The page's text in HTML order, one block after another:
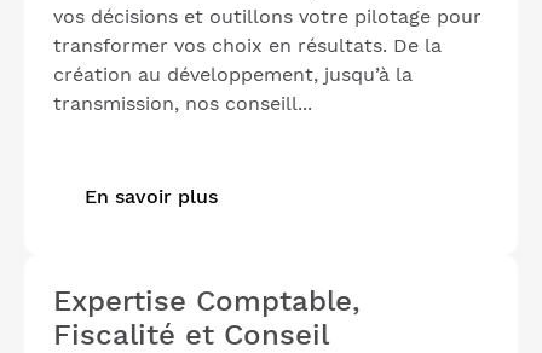
vos décisions et outillons votre pilotage pour
transformer vos choix en résultats. De la
création au développement, jusqu’à la
transmission, nos conseill...
En savoir plus
Expertise Comptable,
Fiscalité et Conseil